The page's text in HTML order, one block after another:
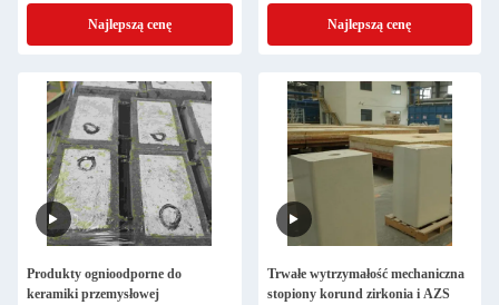
stosowana do kolei skid w
przemyśle stalowym
Najlepszą cenę Najlepszą cenę
Produkty ognioodporne do
keramiki przemysłowej
Trwałe wytrzymałość mechaniczna
stopiony korund zirkonia i AZS